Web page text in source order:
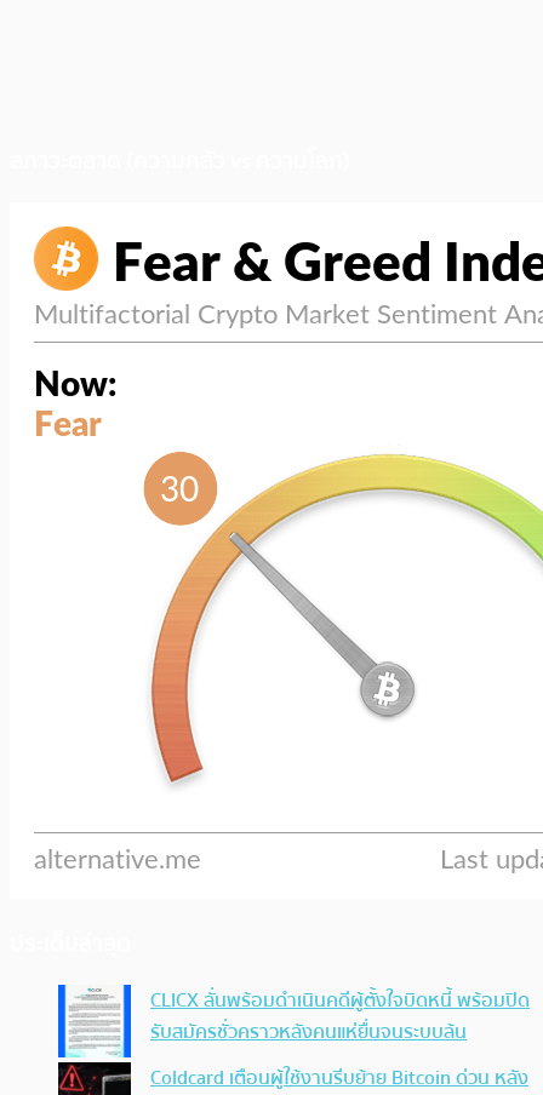
CLICX ลั่นพร้อมดำเนินคดีผู้ตั้งใจบิดหนี้ พร้อมปิด
รับสมัครชั่วคราวหลังคนแห่ยื่นจนระบบล้น
Coldcard เตือนผู้ใช้งานรีบย้าย Bitcoin ด่วน หลัง